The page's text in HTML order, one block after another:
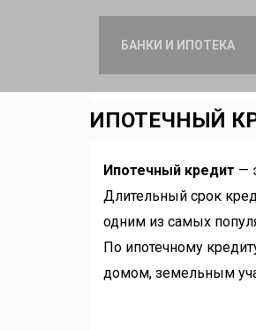
БАНКИ И ИПОТЕКА
ИПОТЕЧНЫЙ
Ипотечный кредит —
Длительный срок
одним из самых
По ипотечному
домом, земельным